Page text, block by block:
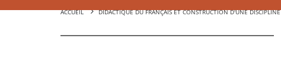
ACCUEIL DIDACTIQUE DU FRANÇAIS ET CONSTRUCTION D'UNE